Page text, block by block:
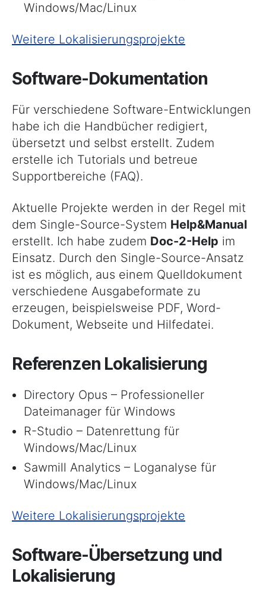
Windows/Mac/Linux
Weitere Lokalisierungsprojekte
Software-Dokumentation
Für verschiedene Software-Entwicklungen
habe ich die Handbücher redigiert,
übersetzt und selbst erstellt. Zudem
erstelle ich Tutorials und betreue
Supportbereiche (FAQ).
Aktuelle Projekte werden in der Regel mit
dem Single-Source-System Help&Manual
erstellt. Ich habe zudem Doc-2-Help im
Einsatz. Durch den Single-Source-Ansatz
ist es möglich, aus einem Quelldokument
verschiedene Ausgabeformate zu
erzeugen, beispielsweise PDF, Word-
Dokument, Webseite und Hilfedatei.
Referenzen Lokalisierung
Directory Opus – Professioneller
Dateimanager für Windows
R-Studio – Datenrettung für
Windows/Mac/Linux
Sawmill Analytics – Loganalyse für
Windows/Mac/Linux
Weitere Lokalisierungsprojekte
Software-Übersetzung und
Lokalisierung